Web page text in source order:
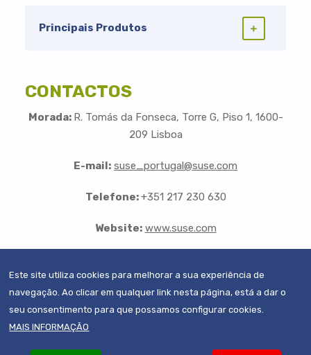
Principais Produtos
CONTACTOS
Morada: R. Tomás da Fonseca, Torre G, Piso 1, 1600-
209 Lisboa
E-mail: suse_portugal@suse.com
Telefone:+351 217 230 630
Website: www.suse.com
© 2019-2022 - Todos os direitos reservados
Este site utiliza cookies para melhorar a sua experiência de
navegação. Ao clicar em qualquer link nesta página, está a dar o
seu consentimento para que possamos configurar cookies.
MAIS INFORMAÇÃO